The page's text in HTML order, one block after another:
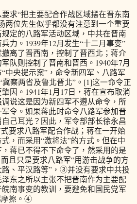
“把主要配合作战区域摆在晋东南
两位先生似乎都没有注意到一个重要
定的八路军活动区域，中共在晋南
力。1939年12月发生“十二月事变”
离了晋西南，控制了晋西北；蒋介
队则控制了晋南和晋西。1940年7月
中央提示案”，命令新四军、八路军
察两省及鲁北晋北”。[1]这一命令正
因。1941年1月17日，蒋在宣布取消
说这是因为新四军不遵从命令，所
令。如果蒋此时命令八路军参加晋
己耳光？因此，军令部部长徐永昌
要求八路军配合作战；蒋在一开始
，而采用“激将法”的方式。但在中
蒋已不得不下命令了，然采用的是
且只是要求八路军“用游击战争的方
、平汉路等”，③并没有要求中共投
东之所以主张不把晋南作为主要配
南事变的教训，要避免和国民党军
摩擦。④